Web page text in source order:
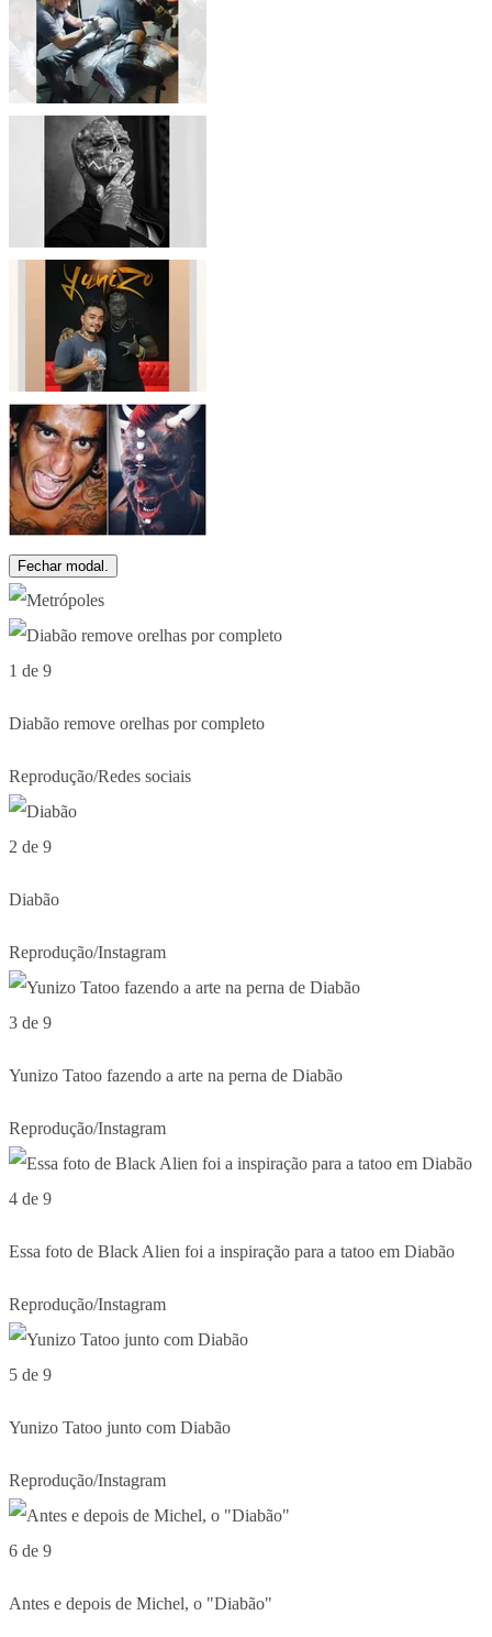
Fechar modal.
1 de 9
Diabão remove orelhas por completo
Reprodução/Redes sociais
2 de 9
Diabão
Reprodução/Instagram
3 de 9
Yunizo Tatoo fazendo a arte na perna de Diabão
Reprodução/Instagram
4 de 9
Essa foto de Black Alien foi a inspiração para a tatoo em Diabão
Reprodução/Instagram
5 de 9
Yunizo Tatoo junto com Diabão
Reprodução/Instagram
6 de 9
Antes e depois de Michel, o "Diabão"